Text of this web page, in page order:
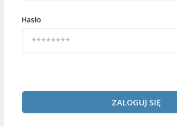
Hasło
ZALOGUJ SIĘ